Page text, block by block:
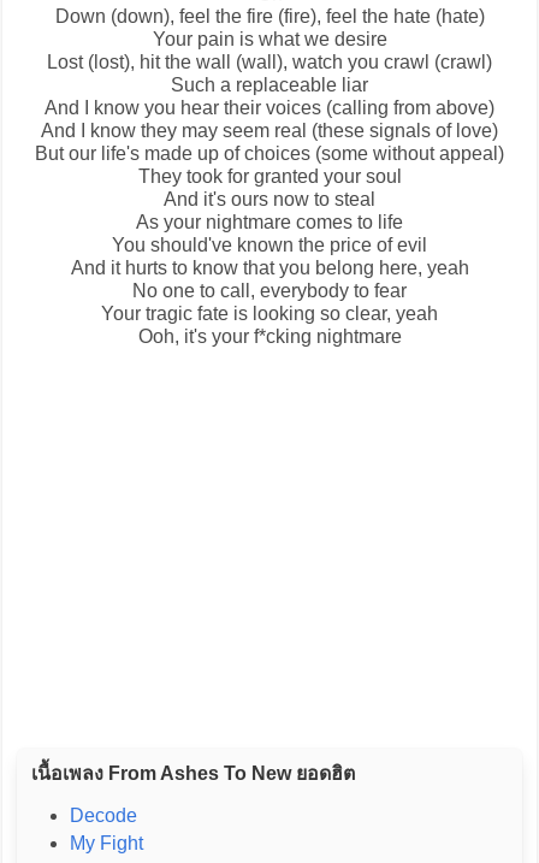
Down (down), feel the fire (fire), feel the hate (hate)
Your pain is what we desire
Lost (lost), hit the wall (wall), watch you crawl (crawl)
Such a replaceable liar
And I know you hear their voices (calling from above)
And I know they may seem real (these signals of love)
But our life's made up of choices (some without appeal)
They took for granted your soul
And it's ours now to steal
As your nightmare comes to life
You should've known the price of evil
And it hurts to know that you belong here, yeah
No one to call, everybody to fear
Your tragic fate is looking so clear, yeah
Ooh, it's your f*cking nightmare
เนื้อเพลง From Ashes To New ยอดฮิต
Decode
My Fight